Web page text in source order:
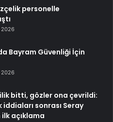
personelle
2026
Bayram Güvenliği İçin
2026
bitti, gözler ona çevrildi:
iddiaları sonrası Seray
ilk açıklama